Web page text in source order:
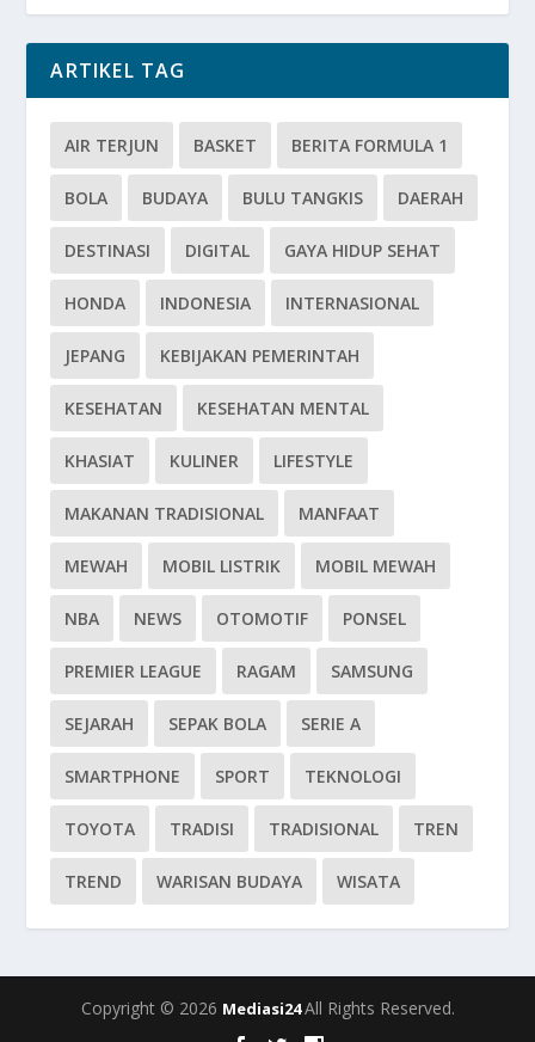
ARTIKEL TAG
AIR TERJUN BASKET BERITA FORMULA 1
BOLA BUDAYA BULU TANGKIS DAERAH
DESTINASI DIGITAL GAYA HIDUP SEHAT
HONDA INDONESIA INTERNASIONAL
JEPANG KEBIJAKAN PEMERINTAH
KESEHATAN KESEHATAN MENTAL
KHASIAT KULINER LIFESTYLE
MAKANAN TRADISIONAL MANFAAT
MEWAH MOBIL LISTRIK MOBIL MEWAH
NBA NEWS OTOMOTIF PONSEL
PREMIER LEAGUE RAGAM SAMSUNG
SEJARAH SEPAK BOLA SERIE A
SMARTPHONE SPORT TEKNOLOGI
TOYOTA TRADISI TRADISIONAL TREN
TREND WARISAN BUDAYA WISATA
Copyright © 2026 Mediasi24All Rights Reserved.